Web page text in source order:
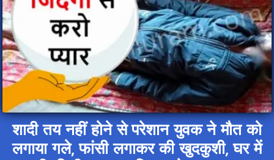
शादी तय नहीं होने से परेशान युवक ने मौत को
लगाया गले, फांसी लगाकर की खुदकुशी, घर में